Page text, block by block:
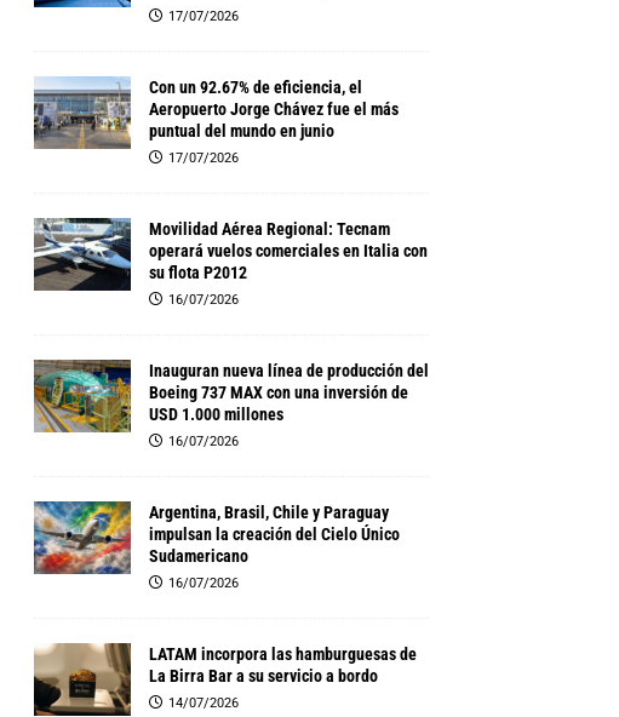
17/07/2026
Con un 92.67% de eficiencia, el
Aeropuerto Jorge Chávez fue el más
puntual del mundo en junio
17/07/2026
Movilidad Aérea Regional: Tecnam
operará vuelos comerciales en Italia con
su flota P2012
16/07/2026
Inauguran nueva línea de producción del
Boeing 737 MAX con una inversión de
USD 1.000 millones
16/07/2026
Argentina, Brasil, Chile y Paraguay
impulsan la creación del Cielo Único
Sudamericano
16/07/2026
LATAM incorpora las hamburguesas de
La Birra Bar a su servicio a bordo
14/07/2026